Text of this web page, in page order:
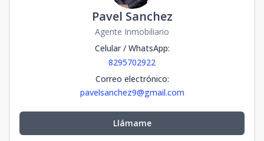
Pavel Sanchez
Agente Inmobiliario
Celular / WhatsApp:
8295702922
Correo electrónico:
pavelsanchez9@gmail.com
Llámame